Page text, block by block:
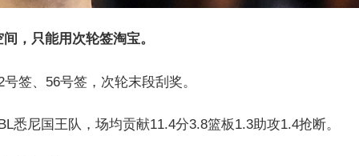
，只能用次轮签淘宝。
签、56号签，次轮末段刮奖。
尼国王队，场均贡献11.4分3.8篮板1.3助攻1.4抢断。